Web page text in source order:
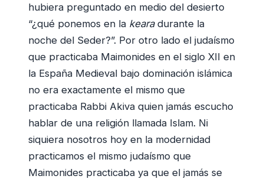
hubiera preguntado en medio del desierto
“¿qué ponemos en la kearadurante la
noche del Seder?”. Por otro lado el judaísmo
que practicaba Maimonides en el siglo XII en
la España Medieval bajo dominación islámica
no era exactamente el mismo que
practicaba Rabbi Akiva quien jamás escucho
hablar de una religión llamada Islam. Ni
siquiera nosotros hoy en la modernidad
practicamos el mismo judaísmo que
Maimonides practicaba ya que el jamás se